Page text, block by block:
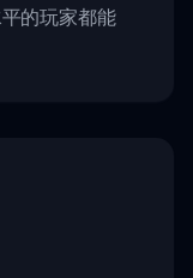
的玩家都能